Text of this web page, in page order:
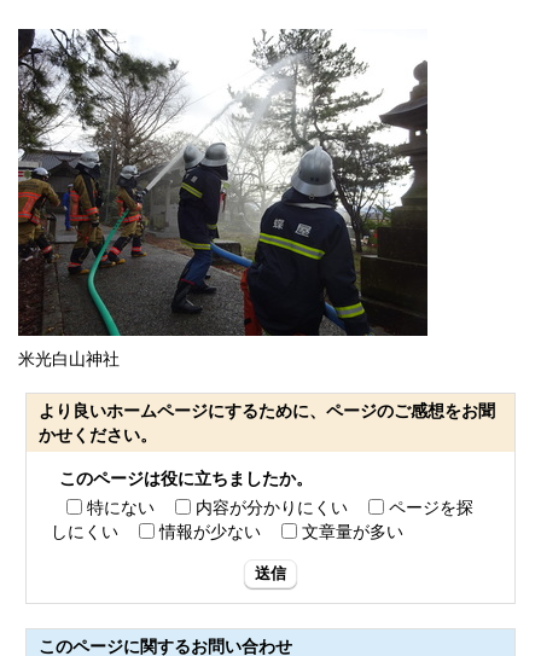
米光白山神社
より良いホームページにするために、ページのご感想をお聞
かせください。
このページは役に立ちましたか。
特にない
内容が分かりにくい
ページを探
しにくい
情報が少ない 文章量が多い
送信
このページに関するお問い合わせ